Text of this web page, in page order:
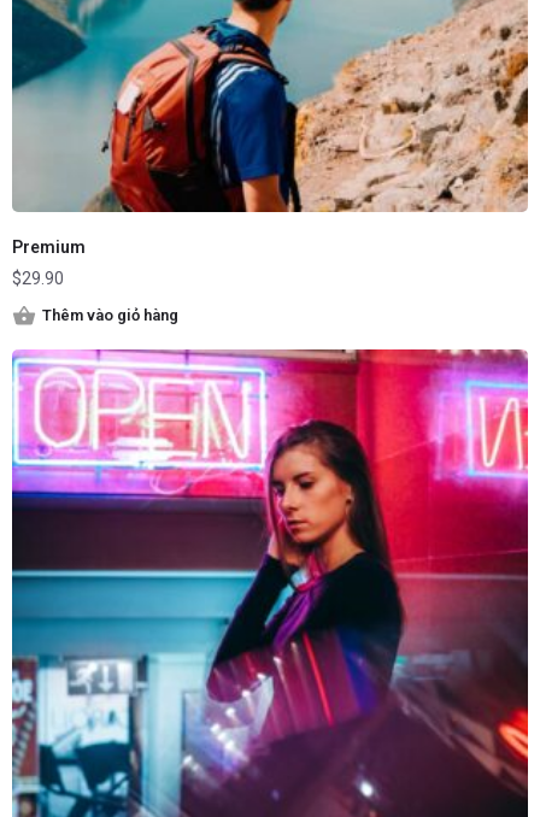
Premium
$29.90
Thêm vào giỏ hàng